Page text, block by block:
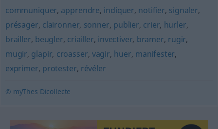
communiquer, apprendre, indiquer, notifier, signaler,
présager, claironner, sonner, publier, crier, hurler,
brailler, beugler, criailler, invectiver, bramer, rugir,
mugir, glapir, croasser, vagir, huer, manifester,
exprimer, protester, révéler
© myThes Dicollecte